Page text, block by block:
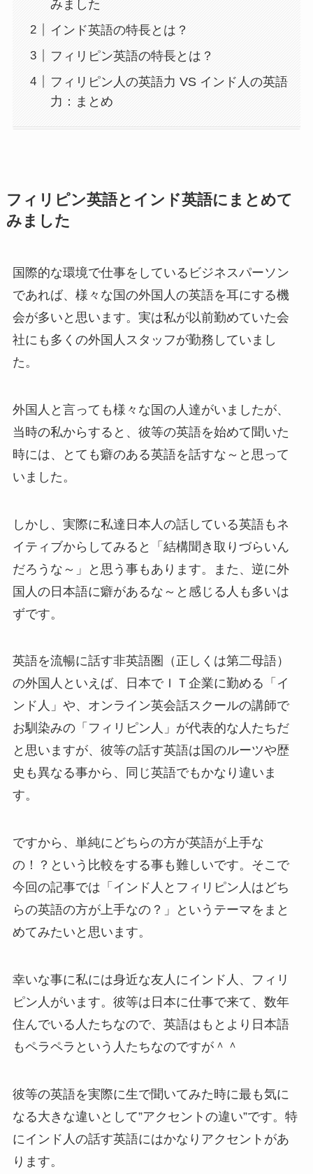
みました
インド英語の特長とは？
フィリピン英語の特長とは？
フィリピン人の英語力 VS インド人の英語
力：まとめ
フィリピン英語とインド英語にまとめて
みました
国際的な環境で仕事をしているビジネスパーソン
であれば、様々な国の外国人の英語を耳にする機
会が多いと思います。実は私が以前勤めていた会
社にも多くの外国人スタッフが勤務していまし
た。
外国人と言っても様々な国の人達がいましたが、
当時の私からすると、彼等の英語を始めて聞いた
時には、とても癖のある英語を話すな～と思って
いました。
しかし、実際に私達日本人の話している英語もネ
イティブからしてみると「結構聞き取りづらいん
だろうな～」と思う事もあります。また、逆に外
国人の日本語に癖があるな～と感じる人も多いは
ずです。
英語を流暢に話す非英語圏（正しくは第二母語）
の外国人といえば、日本でＩＴ企業に勤める「イ
ンド人」や、オンライン英会話スクールの講師で
お馴染みの「フィリピン人」が代表的な人たちだ
と思いますが、彼等の話す英語は国のルーツや歴
史も異なる事から、同じ英語でもかなり違いま
す。
ですから、単純にどちらの方が英語が上手な
の！？という比較をする事も難しいです。そこで
今回の記事では「 インド人とフィリピン人はどち
らの英語の方が上手なの？ 」というテーマをまと
めてみたいと思います。
幸いな事に私には身近な友人にインド人、フィリ
ピン人がいます。彼等は日本に仕事で来て、数年
住んでいる人たちなので、英語はもとより日本語
もペラペラという人たちなのですが＾＾
彼等の英語を実際に生で聞いてみた時に最も気に
なる大きな違いとして”アクセントの違い”です。特
にインド人の話す英語にはかなりアクセントがあ
ります。